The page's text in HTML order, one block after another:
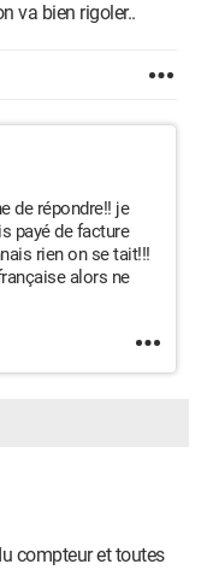
va bien rigoler..
de répondre!! je
payé de facture
rien on se tait!!!
alors ne
compteur et toutes